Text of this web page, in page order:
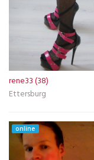
rene33 (38)
Ettersburg
online